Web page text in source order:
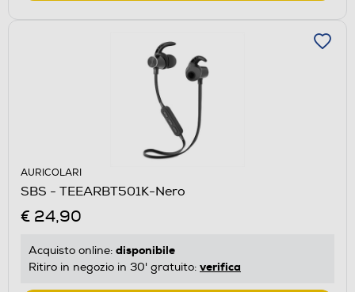
AURICOLARI
SBS - TEEARBT501K-Nero
€ 24,90
Acquisto online: disponibile
Ritiro in negozio in 30' gratuito: verifica